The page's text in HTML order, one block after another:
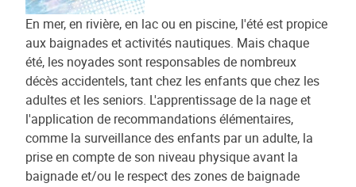
En mer, en rivière, en lac ou en piscine, l'été est propice
aux baignades et activités nautiques. Mais chaque
été, les noyades sont responsables de nombreux
décès accidentels, tant chez les enfants que chez les
adultes et les seniors. L'apprentissage de la nage et
l'application de recommandations élémentaires,
comme la surveillance des enfants par un adulte, la
prise en compte de son niveau physique avant la
baignade et/ou le respect des zones de baignade